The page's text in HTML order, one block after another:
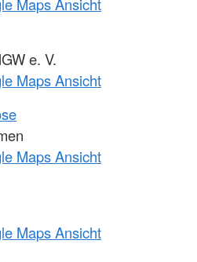
e. V.
Maps Ansicht
Maps Ansicht
Maps Ansicht